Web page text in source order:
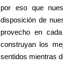
por eso que
disposición de
provecho en
construyan los
sentidos mientras